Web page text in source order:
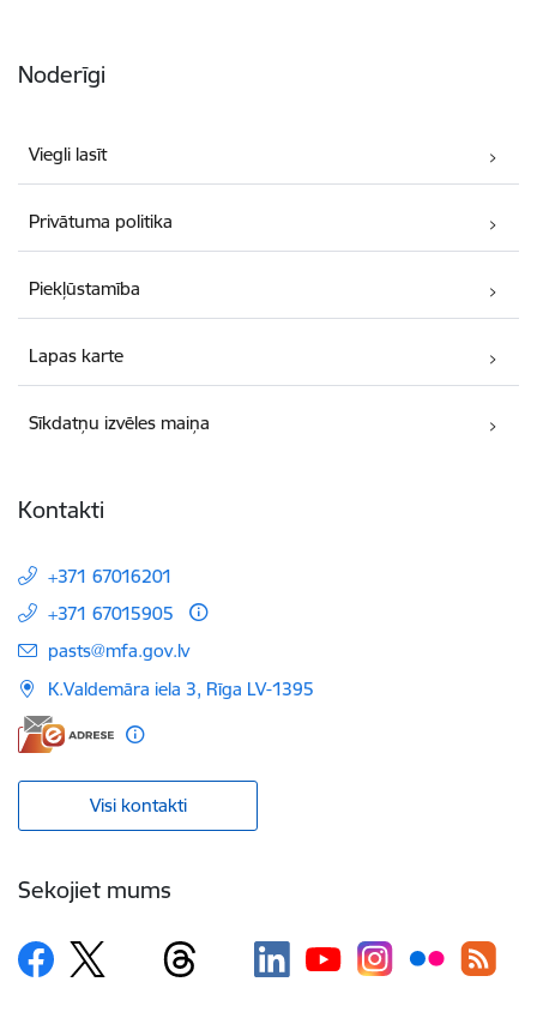
Noderīgi
Viegli lasīt
Privātuma politika
Piekļūstamība
Lapas karte
Sīkdatņu izvēles maiņa
Kontakti
+371 67016201
+371 67015905
E-pasts:
pasts@mfa.gov.lv
K.Valdemāra iela 3, Rīga LV-1395
Visi kontakti
Sekojiet mums